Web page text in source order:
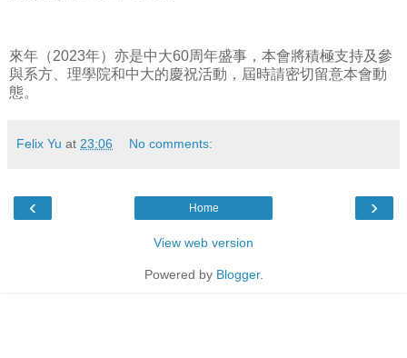
來年（2023年）亦是中大60周年盛事，本會將積極支持及參
與系方、理學院和中大的慶祝活動，屆時請密切留意本會動
態。
Felix Yu at 23:06 No comments:
‹ ›
Home
View web version
Powered by Blogger.